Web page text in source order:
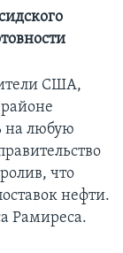
США,
на любую
что
нефти.
Рамиреса.